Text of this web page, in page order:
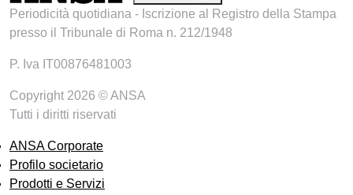
Periodicità quotidiana - Iscrizione al Registro della Stampa
presso il Tribunale di Roma n. 212/1948
P. Iva IT00876481003
Copyright 2026 © ANSA
Tutti i diritti riservati
ANSA Corporate
Profilo societario
Prodotti e Servizi